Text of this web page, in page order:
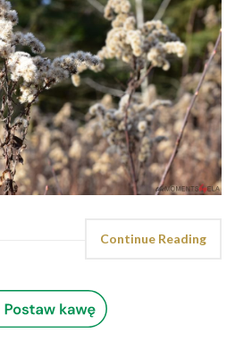
Continue Reading